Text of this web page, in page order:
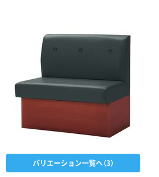
バリエーション一覧へ（3）
富士フイルム チ
ェキ専用フィル
￥1,580~
（税込）
トイレットペー
120ｍ 再生紙
100% 6ロール